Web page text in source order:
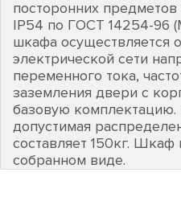
посторонних
IP54 по ГОСТ 14254-96
шкафа осуществляется
электрической сети
переменного тока,
заземления двери с
базовую
допустимая
составляет 150кг. Шкаф
собранном виде.